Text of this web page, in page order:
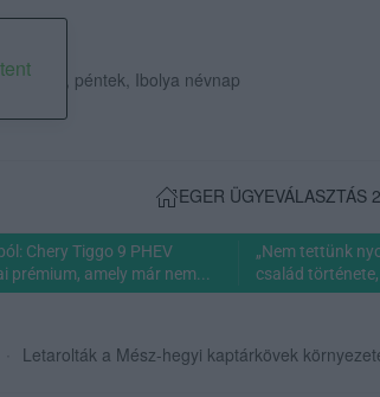
07., péntek, Ibolya névnap
EGER ÜGYEVÁLASZTÁS
Chery Tiggo 9 PHEV
prémium, amely már nem...
„Nem tettünk
család története,
Letarolták a Mész-hegyi kaptárkövek